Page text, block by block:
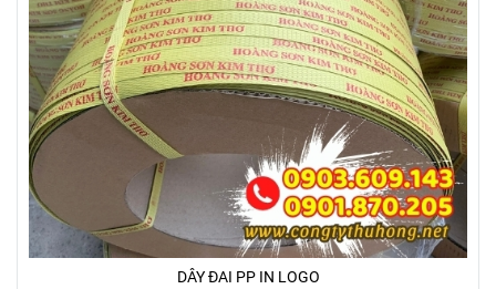
DÂY ĐAI PP IN LOGO